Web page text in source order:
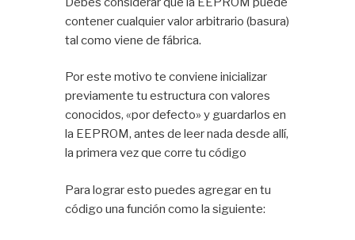
contener cualquier valor arbitrario (basura)
tal como viene de fábrica.
Por este motivo te conviene inicializar
previamente tu estructura con valores
conocidos, «por defecto» y guardarlos en
la EEPROM, antes de leer nada desde allí,
la primera vez que corre tu código
Para lograr esto puedes agregar en tu
código una función como la siguiente: